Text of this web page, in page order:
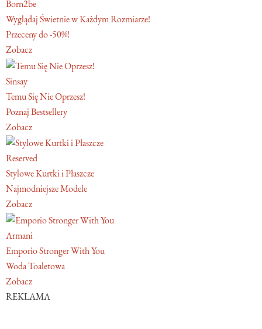
Born2be
Wyglądaj Świetnie w Każdym Rozmiarze!
Przeceny do -50%!
Zobacz
Sinsay
Temu Się Nie Oprzesz!
Poznaj Bestsellery
Zobacz
Reserved
Stylowe Kurtki i Płaszcze
Najmodniejsze Modele
Zobacz
Armani
Emporio Stronger With You
Woda Toaletowa
Zobacz
REKLAMA